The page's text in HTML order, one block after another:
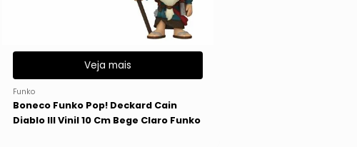
Veja mais
Funko
Boneco Funko Pop! Deckard Cain
Diablo III Vinil 10 Cm Bege Claro Funko